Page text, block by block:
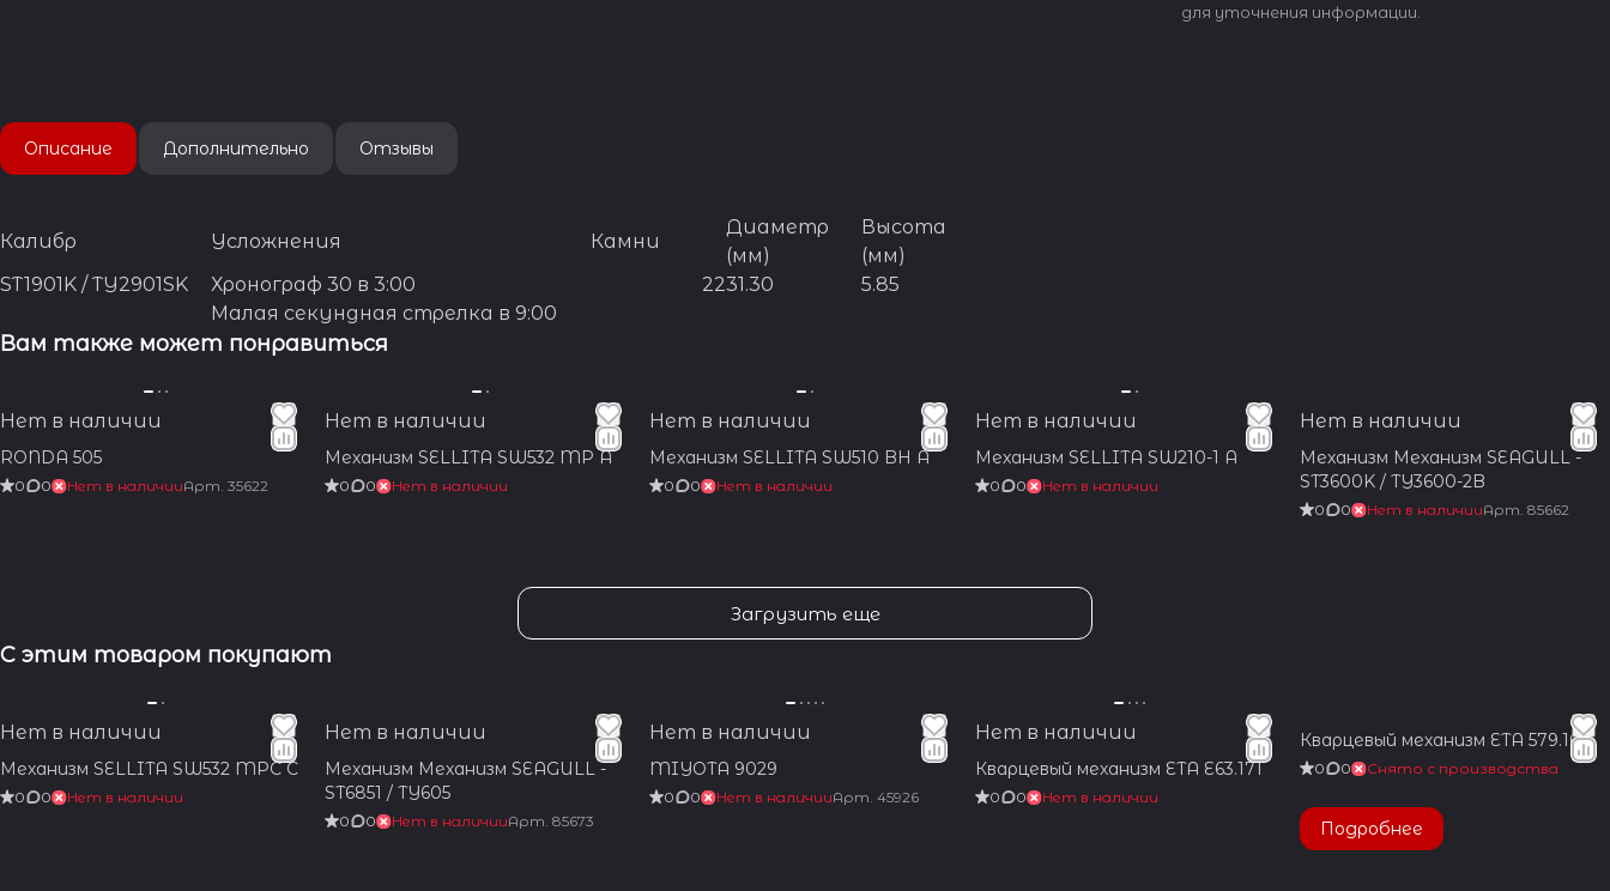
для уточнения информации.
Описание Дополнительно Отзывы
Калибр Усложнения Камни
Диаметр
(мм)
Высота
(мм)
ST1901K / TY2901SK
Хронограф 30 в 3:00 2231.30
5.85
Малая секундная стрелка в 9:00
Вам также может понравиться
Нет в наличии
RONDA 505
0 0 Нет в наличииАрт. 35622
Нет в наличии
Механизм SELLITA SW532 MP A
0 0 Нет в наличии
Нет в наличии
Механизм SELLITA SW510 BH A
0 0 Нет в наличии
Нет в наличии
Механизм SELLITA SW210-1 A
0 0 Нет в наличии
Нет в наличии
Механизм Механизм SEAGULL -
ST3600K / TY3600-2B
0 0 Нет в наличииАрт. 85662
Загрузить еще
С этим товаром покупают
Нет в наличии
Механизм SELLITA SW532 MPC C
0 0 Нет в наличии
Нет в наличии
Механизм Механизм SEAGULL -
ST6851 / TY605
0 0 Нет в наличииАрт.85673
Нет в наличии
MIYOTA 9029
0 0 Нет в наличииАрт.45926
Нет в наличии
Кварцевый механизм ETA E63.171
0 0 Нет в наличии
Кварцевый механизм ETA 579.105
0 0 Снято с производства
Подробнее